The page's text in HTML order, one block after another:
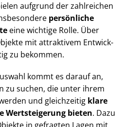
aufgrund der zahlreichen
persönliche
eine wichtige Rolle. Über
mit attraktivem Ent­wick­
zu bekommen.
kommt es darauf an,
zu suchen, die unter ihrem
und gleichzeitig klare
Wertsteigerung bieten. Dazu